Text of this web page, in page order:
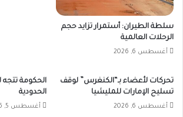
سلطة الطيران: أستمرار تزايد حجم
الرحلات العالمية
أغسطس 6, 2026
تحركات لأعضاء بـ“الكنغرس” لوقف
تسليح الإمارات للمليشيا
أغسطس 6, 2026
الحكومة تتجه
الحدودية
أغسطس 5, 2026